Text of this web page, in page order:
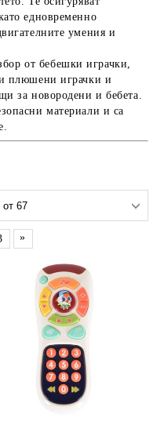
едновременно
умения и
от бебешки играчки,
плюшени играчки и
за новородени и бебета.
материали и са
»